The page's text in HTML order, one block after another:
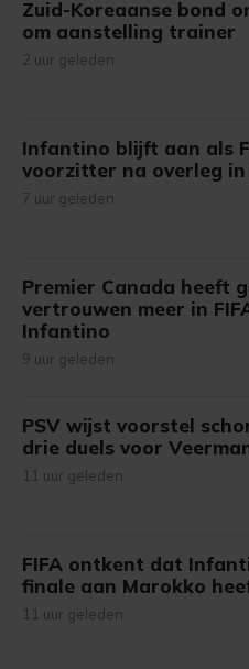
Zuid-Koreaanse bond
om aanstelling trainer
2 uur geleden
Infantino blijft aan als
voorzitter na overleg
7 uur geleden
Premier Canada heeft
vertrouwen meer in
Infantino
9 uur geleden
PSV wijst voorstel
drie duels voor
11 uur geleden
FIFA ontkent dat
finale aan Marokko
11 uur geleden